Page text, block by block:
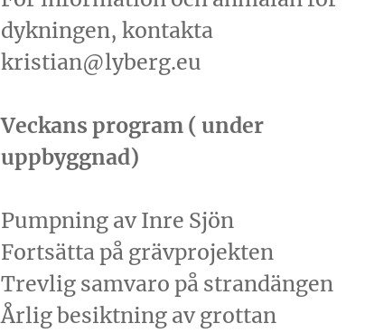
dykningen, kontakta
kristian@lyberg.eu
Veckans program ( under
uppbyggnad)
Pumpning av Inre Sjön
Fortsätta på grävprojekten
Trevlig samvaro på strandängen
Årlig besiktning av grottan